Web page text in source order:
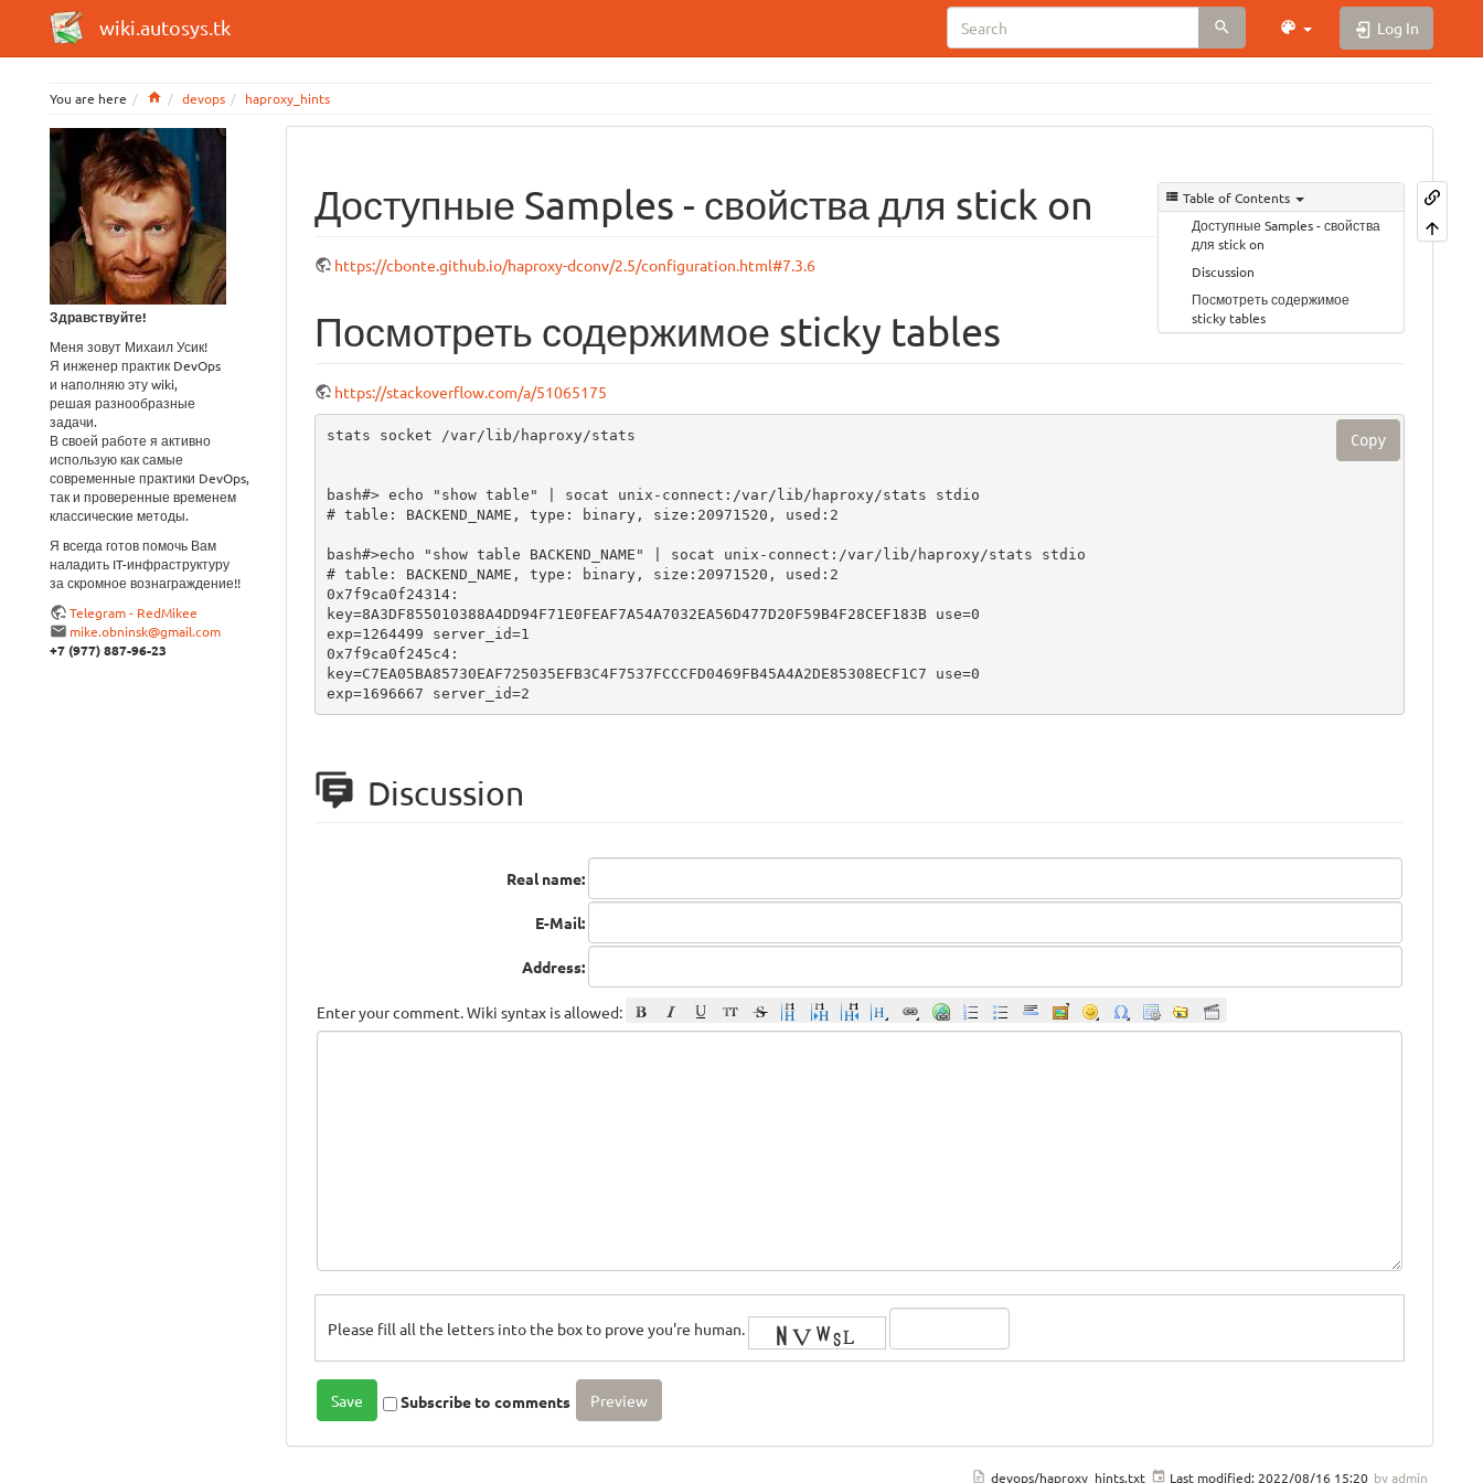
wiki.autosys.tk Log In
You are here Homedevops haproxy_hints
Здравствуйте!
Меня зовут Михаил Усик!
Я инженер практик DevOps
и наполняю эту wiki,
решая разнообразные
задачи.
В своей работе я активно
использую как самые
современные практики DevOps,
так и проверенные временем
классические методы.
Я всегда готов помочь Вам
наладить IT-инфраструктуру
за скромное вознаграждение!!
Telegram - RedMikee
mike.obninsk@gmail.com
+7 (977) 887-96-23
Table of Contents
Доступные Samples - свойства
для stick on
Discussion
Посмотреть содержимое
sticky tables
Доступные Samples - свойства для stick on
https://cbonte.github.io/haproxy-dconv/2.5/configuration.html#7.3.6
Посмотреть содержимое sticky tables
https://stackoverflow.com/a/51065175
stats socket /var/lib/haproxy/stats
bash#> echo "show table" | socat unix-connect:/var/lib/haproxy/stats stdio
# table: BACKEND_NAME, type: binary, size:20971520, used:2
bash#>echo "show table BACKEND_NAME" | socat unix-connect:/var/lib/haproxy/stats stdio
# table: BACKEND_NAME, type: binary, size:20971520, used:2
0x7f9ca0f24314:
key=8A3DF855010388A4DD94F71E0FEAF7A54A7032EA56D477D20F59B4F28CEF183B use=0
exp=1264499 server_id=1
0x7f9ca0f245c4:
key=C7EA05BA85730EAF725035EFB3C4F7537FCCCFD0469FB45A4A2DE85308ECF1C7 use=0
exp=1696667 server_id=2
Copy
Discussion
Real name:
E-Mail:
Address:
Enter your comment. Wiki syntax is allowed:
Please fill all the letters into the box to prove you're human.
Subscribe to comments
devops/haproxy_hints.txt Last modified: 2022/08/16 15:20 byadmin